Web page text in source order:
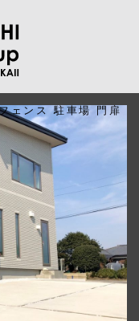
ェンス 駐車場 門扉